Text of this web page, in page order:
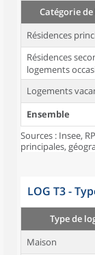
Catégorie
Résidences
Résidences
logements
Logements
Ensemble
Sources : Insee,
principales,
LOG T3 -
Type de
Maison